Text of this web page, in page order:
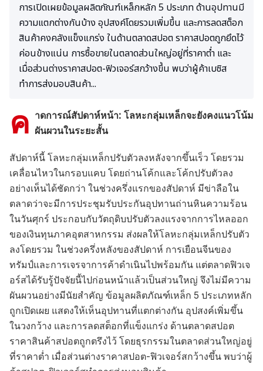
การเปิดเผยข้อมูลผลิตภัณฑ์เหล็กหลัก 5 ประเภท ด้านอุปทานมี
ความแตกต่างกันบ้าง อุปสงค์โดยรวมเพิ่มขึ้น และการลดสต็อก
สินค้าคงคลังแข็งแกร่ง ในด้านตลาดสปอต ราคาสปอตถูกยึดไว้
ค่อนข้างแน่น การซื้อขายในตลาดส่วนใหญ่อยู่ที่ราคาต่ำ และ
เมื่อส่วนต่างราคาสปอต-ฟิวเจอร์สกว้างขึ้น พบว่าผู้ค้าเบซิส
ทำการส่งมอบสินค้า...
ค าดการณ์สัปดาห์หน้า: โลหะกลุ่มเหล็กจะยังคงแนวโน้ม
ผันผวนในระยะสั้น
สัปดาห์นี้ โลหะกลุ่มเหล็กปรับตัวลงหลังจากขึ้นเร็ว โดยรวม
เคลื่อนไหวในกรอบแคบ โดยถ่านโค้กและโค้กปรับตัวลง
อย่างเห็นได้ชัดกว่า ในช่วงครึ่งแรกของสัปดาห์ มีข่าลือใน
ตลาดว่าจะมีการประชุมรับประกันอุปทานถ่านหินความร้อน
ในวันศุกร์ ประกอบกับวัตถุดิบปรับตัวลงแรงจากการไหลออก
ของเงินทุนภาคอุตสาหกรรม ส่งผลให้โลหะกลุ่มเหล็กปรับตัว
ลงโดยรวม ในช่วงครึ่งหลังของสัปดาห์ การเยือนจีนของ
ทรัมป์และการเจรจาการค้าดำเนินไปพร้อมกัน แต่ตลาดฟิวเจ
อร์สได้รับรู้ปัจจัยนี้ไปก่อนหน้าแล้วเป็นส่วนใหญ่ จึงไม่มีความ
ผันผวนอย่างมีนัยสำคัญ ข้อมูลผลิตภัณฑ์เหล็ก 5 ประเภทหลัก
ถูกเปิดเผย แสดงให้เห็นอุปทานที่แตกต่างกัน อุปสงค์เพิ่มขึ้น
ในวงกว้าง และการลดสต็อกที่แข็งแกร่ง ด้านตลาดสปอต
ราคาสินค้าสปอตถูกตรึงไว้ โดยธุรกรรมในตลาดส่วนใหญ่อยู่
ที่ราคาต่ำ เมื่อส่วนต่างราคาสปอต-ฟิวเจอร์สกว้างขึ้น พบว่าผู้